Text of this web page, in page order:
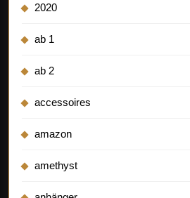
2020
ab 1
ab 2
accessoires
amazon
amethyst